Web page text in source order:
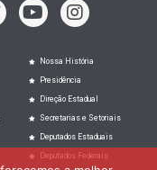
Nossa História
Presidência
Direção Estadual
Secretarias e Setoriais
Deputados Estaduais
Deputados Federais